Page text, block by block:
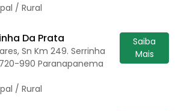
/ Rural
Da Prata
Sn Km 249. Serrinha
990 Paranapanema
/ Rural
Saiba
Mais